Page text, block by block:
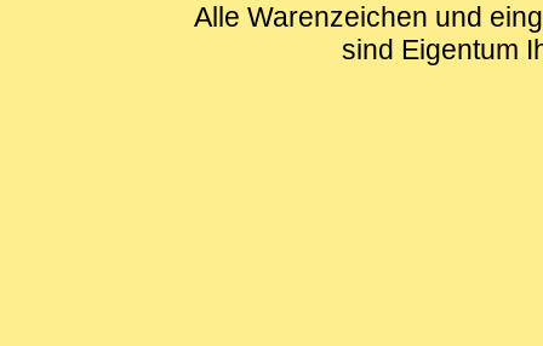
Alle Warenzeichen und
sind Eigentum